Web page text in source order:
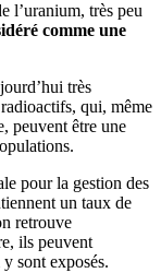
l’uranium, très peu
comme une
très
qui, même
peuvent être une
pour la gestion des
un taux de
retrouve
ils peuvent
sont exposés.